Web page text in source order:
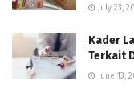
July 23,
Kader
Terkait
June 13,